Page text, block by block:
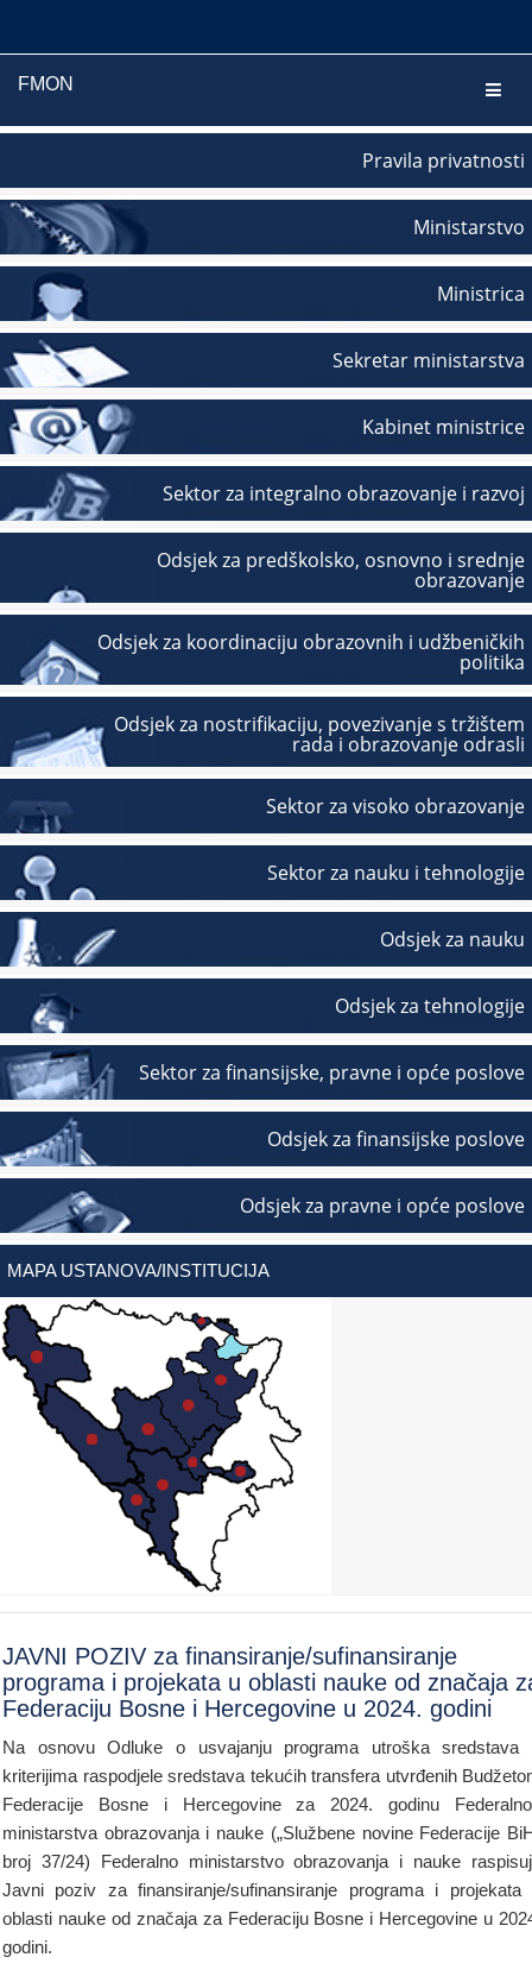
FMON
Pravila privatnosti
Ministarstvo
Ministrica
Sekretar ministarstva
Kabinet ministrice
Sektor za integralno obrazovanje i razvoj
Odsjek za predškolsko, osnovno i srednje
obrazovanje
Odsjek za koordinaciju obrazovnih i udžbeničkih
politika
Odsjek za nostrifikaciju, povezivanje s tržištem
rada i obrazovanje odrasli
Sektor za visoko obrazovanje
Sektor za nauku i tehnologije
Odsjek za nauku
Odsjek za tehnologije
Sektor za finansijske, pravne i opće poslove
Odsjek za finansijske poslove
Odsjek za pravne i opće poslove
MAPA USTANOVA/INSTITUCIJA
JAVNI POZIV za finansiranje/sufinansiranje
programa i projekata u oblasti nauke od značaja
Federaciju Bosne i Hercegovine u 2024. godini
Na osnovu Odluke o usvajanju programa utroška sredstava
kriterijima raspodjele sredstava tekućih transfera utvrđenih
Federacije Bosne i Hercegovine za 2024. godinu
ministarstva obrazovanja i nauke („Službene novine Federacije
broj 37/24) Federalno ministarstvo obrazovanja i nauke
Javni poziv za finansiranje/sufinansiranje programa i projekata
oblasti nauke od značaja za Federaciju Bosne i Hercegovine u
godini.